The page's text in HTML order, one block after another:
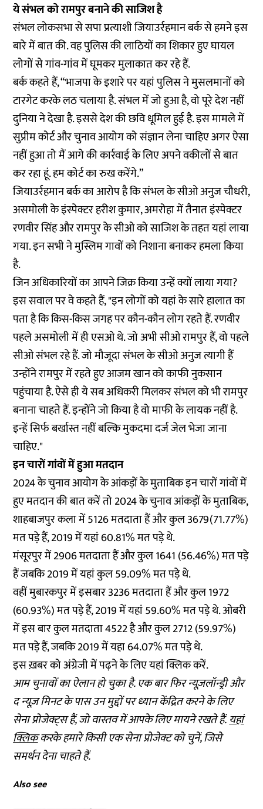
ये संभल को रामपुर बनाने की साजिश है
संभल लोकसभा से सपा प्रत्याशी जियाउर्रहमान बर्क से हमने इस
बारे में बात की. वह पुलिस की लाठियों का शिकार हुए घायल
लोगों से गांव-गांव में घूमकर मुलाकात कर रहे हैं.
बर्क कहते हैं, “भाजपा के इशारे पर यहां पुलिस ने मुसलमानों को
टारगेट करके लठ चलाया है. संभल में जो हुआ है, वो पूरे देश नहीं
दुनिया ने देखा है. इससे देश की छवि धूमिल हुई है. इस मामले में
सुप्रीम कोर्ट और चुनाव आयोग को संज्ञान लेना चाहिए अगर ऐसा
नहीं हुआ तो मैं आगे की कार्रवाई के लिए अपने वकीलों से बात
कर रहा हूं. हम कोर्ट का रुख करेंगे.”
जियाउर्रहमान बर्क का आरोप है कि संभल के सीओ अनुज चौधरी,
असमोली के इंस्पेक्टर हरीश कुमार, अमरोहा में तैनात इंस्पेक्टर
रणवीर सिंह और रामपुर के सीओ को साजिश के तहत यहां लाया
गया. इन सभी ने मुस्लिम गावों को निशाना बनाकर हमला किया
है.
जिन अधिकारियों का आपने जिक्र किया उन्हें क्यों लाया गया?
इस सवाल पर वे कहते हैं, "इन लोगों को यहां के सारे हालात का
पता है कि किस-किस जगह पर कौन-कौन लोग रहते हैं. रणवीर
पहले असमोली में ही एसओ थे. जो अभी सीओ रामपुर हैं, वो पहले
सीओ संभल रहे हैं. जो मौजूदा संभल के सीओ अनुज त्यागी हैं
उन्होंने रामपुर में रहते हुए आजम खान को काफी नुकसान
पहुंचाया है. ऐसे ही ये सब अधिकरी मिलकर संभल को भी रामपुर
बनाना चाहते हैं. इन्होंने जो किया है वो माफी के लायक नहीं है.
इन्हें सिर्फ बर्खास्त नहीं बल्कि मुकदमा दर्ज जेल भेजा जाना
चाहिए."
इन चारों गांंवों में हुआ मतदान
2024 के चुनाव आयोग के आंकड़ों के मुताबिक इन चारों गांवों में
हुए मतदान की बात करें तो 2024 के चुनाव आंकड़ों के मुताबिक,
शाहबाजपुर कला में 5126 मतदाता हैं और कुल 3679(71.77%)
मत पड़े हैं, 2019 में यहां 60.81% मत पड़े थे.
मंसूरपुर में 2906 मतदाता हैं और कुल 1641 (56.46%) मत पड़े
हैं जबकि 2019 में यहां कुल 59.09% मत पड़े थे.
वहीं मुबारकपुर में इसबार 3236 मतदाता हैं और कुल 1972
(60.93%) मत पड़े हैं, 2019 में यहां 59.60% मत पड़े थे. ओबरी
में इस बार कुल मतदाता 4522 है और कुल 2712 (59.97%)
मत पड़े हैं, जबकि 2019 में यहा 64.07% मत पड़े थे.
इस ख़बर को अंग्रेजी में पढ़ने के लिएयहां क्लिककरें.
आम चुनावों का ऐलान हो चुका है. एक बार फिर न्यूज़लॉन्ड्री और
द न्यूज़ मिनट के पास उन मुद्दों पर ध्यान केंद्रित करने के लिए
सेना प्रोजेक्ट्स हैं, जो वास्तव में आपके लिए मायने रखते हैं.यहां
क्लिककरके हमारे किसी एक सेना प्रोजेक्ट को चुनें, जिसे
समर्थन देना चाहते हैं.
Also see